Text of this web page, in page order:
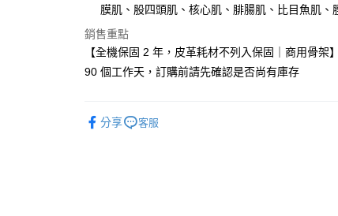
小型商品提供宅配服務；大型商品到府安裝（不含
區及離島，另行報價約3000–6000元)
免運費
膜肌、股四頭肌、核心肌、腓腸肌、比目魚肌、
銷售重點
【全機保固 2 年，皮革耗材不列入保固｜商用骨架
90 個工作天，訂購前請先確認是否尚有庫存
分享 客服